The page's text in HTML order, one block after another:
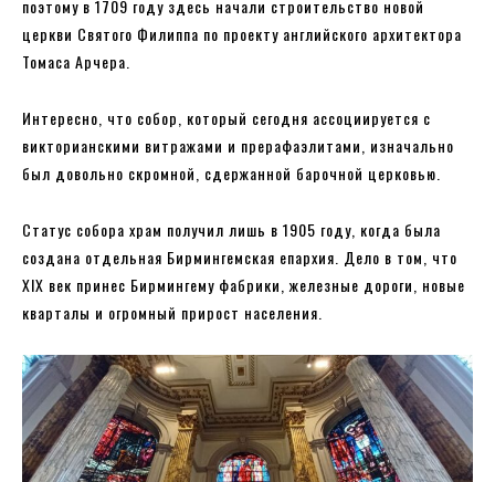
поэтому в 1709 году здесь начали строительство новой
церкви Святого Филиппа по проекту английского архитектора
Томаса Арчера.
Интересно, что собор, который сегодня ассоциируется с
викторианскими витражами и прерафаэлитами, изначально
был довольно скромной, сдержанной барочной церковью.
Статус собора храм получил лишь в 1905 году, когда была
создана отдельная Бирмингемская епархия. Дело в том, что
XIX век принес Бирмингему фабрики, железные дороги, новые
кварталы и огромный прирост населения.